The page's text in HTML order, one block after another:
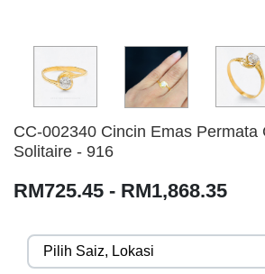
CC-002340 Cincin Emas Permata
Solitaire - 916
RM725.45 - RM1,868.35